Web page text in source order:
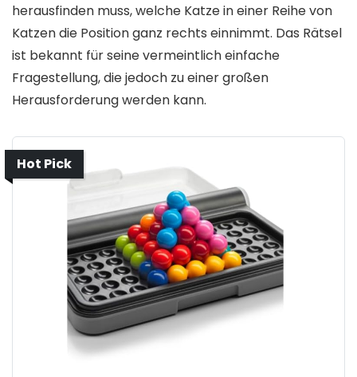
herausfinden muss, welche Katze in einer Reihe von
Katzen die Position ganz rechts einnimmt. Das Rätsel
ist bekannt für seine vermeintlich einfache
Fragestellung, die jedoch zu einer großen
Herausforderung werden kann.
Hot Pick